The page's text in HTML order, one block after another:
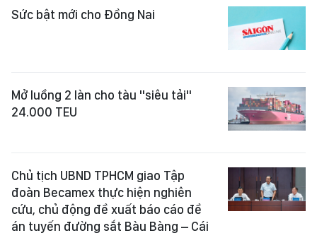
Sức bật mới cho Đồng Nai
Mở luồng 2 làn cho tàu "siêu tải"
24.000 TEU
Chủ tịch UBND TPHCM giao Tập
đoàn Becamex thực hiện nghiên
cứu, chủ động đề xuất báo cáo đề
án tuyến đường sắt Bàu Bàng – Cái